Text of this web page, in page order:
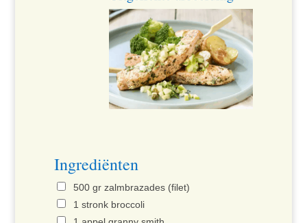
Ingrediënten
500 gr zalmbrazades (filet)
1 stronk broccoli